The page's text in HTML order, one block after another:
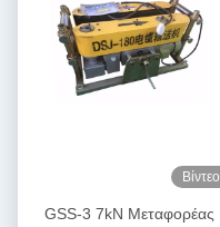
Βίντεο
GSS-3 7kN Μεταφορέας